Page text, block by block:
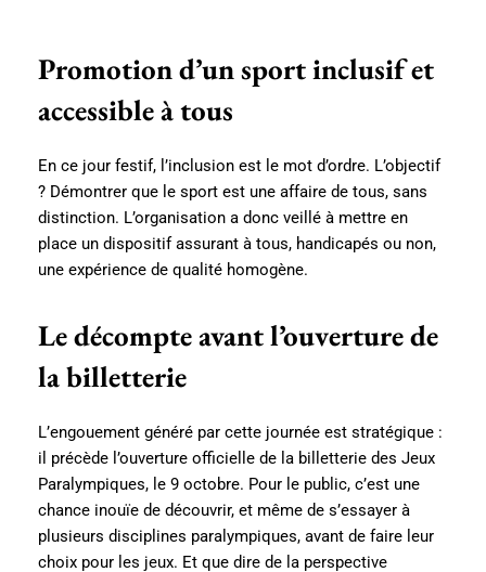
Promotion d’un sport inclusif et
accessible à tous
En ce jour festif, l’inclusion est le mot d’ordre. L’objectif
? Démontrer que le sport est une affaire de tous, sans
distinction. L’organisation a donc veillé à mettre en
place un dispositif assurant à tous, handicapés ou non,
une expérience de qualité homogène.
Le décompte avant l’ouverture de
la billetterie
L’engouement généré par cette journée est stratégique :
il précède l’ouverture officielle de la billetterie des Jeux
Paralympiques, le 9 octobre. Pour le public, c’est une
chance inouïe de découvrir, et même de s’essayer à
plusieurs disciplines paralympiques, avant de faire leur
choix pour les jeux. Et que dire de la perspective